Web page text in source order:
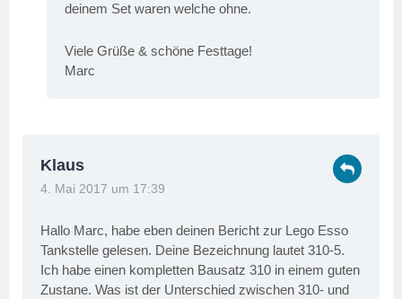
deinem Set waren welche ohne.
Viele Grüße & schöne Festtage!
Marc
Klaus
4. Mai 2017 um 17:39
Hallo Marc, habe eben deinen Bericht zur Lego Esso
Tankstelle gelesen. Deine Bezeichnung lautet 310-5.
Ich habe einen kompletten Bausatz 310 in einem guten
Zustane. Was ist der Unterschied zwischen 310- und